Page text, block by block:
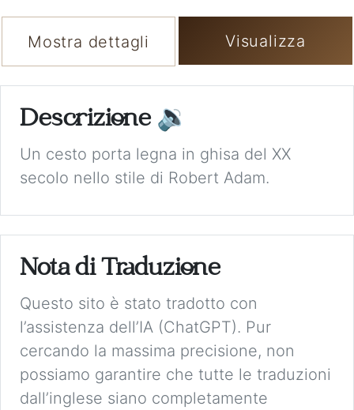
Mostra dettagli Visualizza
Descrizione 🔉
Un cesto porta legna in ghisa del XX
secolo nello stile di Robert Adam.
Nota di Traduzione
Questo sito è stato tradotto con
l’assistenza dell’IA (ChatGPT). Pur
cercando la massima precisione, non
possiamo garantire che tutte le traduzioni
dall’inglese siano completamente